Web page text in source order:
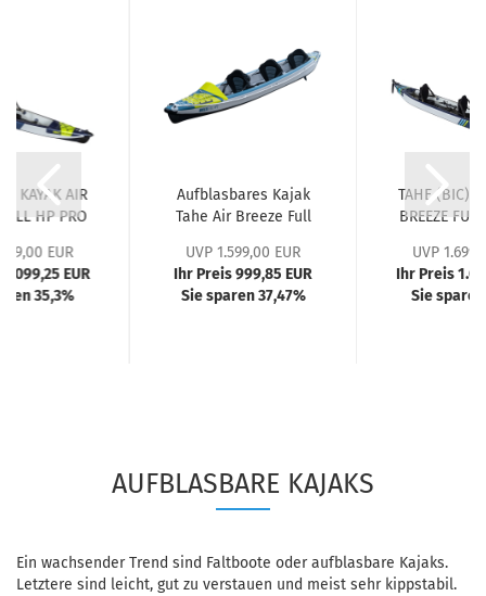
KAYAK AIR
HP PRO
EUR
EUR
35,3%
Aufblasbares Kajak
Tahe Air Breeze Full
UVP 1.599,00 EUR
Ihr Preis 999,85 EUR
Sie sparen 37,47%
TAHE (BIC)
BREEZE
UVP
Ihr Preis
Sie sparen
AUFBLASBARE KAJAKS
Ein wachsender Trend sind Faltboote oder aufblasbare Kajaks.
Letztere sind leicht, gut zu verstauen und meist sehr kippstabil.